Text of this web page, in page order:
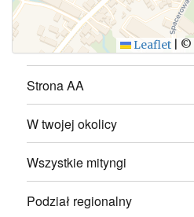
Leaflet ©
Strona AA
W twojej okolicy
Wszystkie mityngi
Podział regionalny